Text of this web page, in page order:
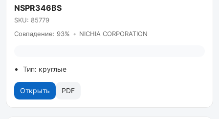
NSPR346BS
SKU: 85779
Совпадение: 93% • NICHIA CORPORATION
Тип: круглые
Открыть PDF